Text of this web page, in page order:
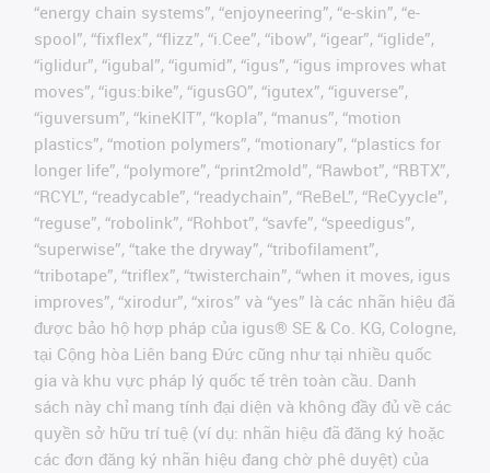
“energy chain systems”, “enjoyneering”, “e-skin”, “e-
spool”, “fixflex”, “flizz”, “i.Cee”, “ibow”, “igear”, “iglide”,
“iglidur”, “igubal”, “igumid”, “igus”, “igus improves what
moves”, “igus:bike”, “igusGO”, “igutex”, “iguverse”,
“iguversum”, “kineKIT”, “kopla”, “manus”, “motion
plastics”, “motion polymers”, “motionary”, “plastics for
longer life”, “polymore”, “print2mold”, “Rawbot”, “RBTX”,
“RCYL”, “readycable”, “readychain”, “ReBeL”, “ReCyycle”,
“reguse”, “robolink”, “Rohbot”, “savfe”, “speedigus”,
“superwise”, “take the dryway”, “tribofilament”,
“tribotape”, “triflex”, “twisterchain”, “when it moves, igus
improves”, “xirodur”, “xiros” và “yes” là các nhãn hiệu đã
được bảo hộ hợp pháp của igus® SE & Co. KG, Cologne,
tại Cộng hòa Liên bang Đức cũng như tại nhiều quốc
gia và khu vực pháp lý quốc tế trên toàn cầu. Danh
sách này chỉ mang tính đại diện và không đầy đủ về các
quyền sở hữu trí tuệ (ví dụ: nhãn hiệu đã đăng ký hoặc
các đơn đăng ký nhãn hiệu đang chờ phê duyệt) của